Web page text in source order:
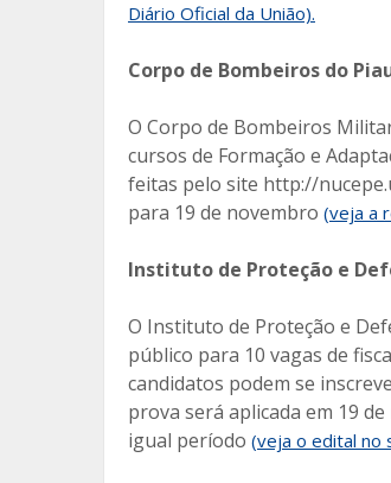
Diário Oficial da União).
Corpo de Bombeiros do
O Corpo de Bombeiros
cursos de Formação e
feitas pelo site http://
para 19 de novembro (veja a
Instituto de Proteção e
O Instituto de Proteção e
público para 10 vagas de
candidatos podem se
prova será aplicada em 19
igual período (veja o edital no